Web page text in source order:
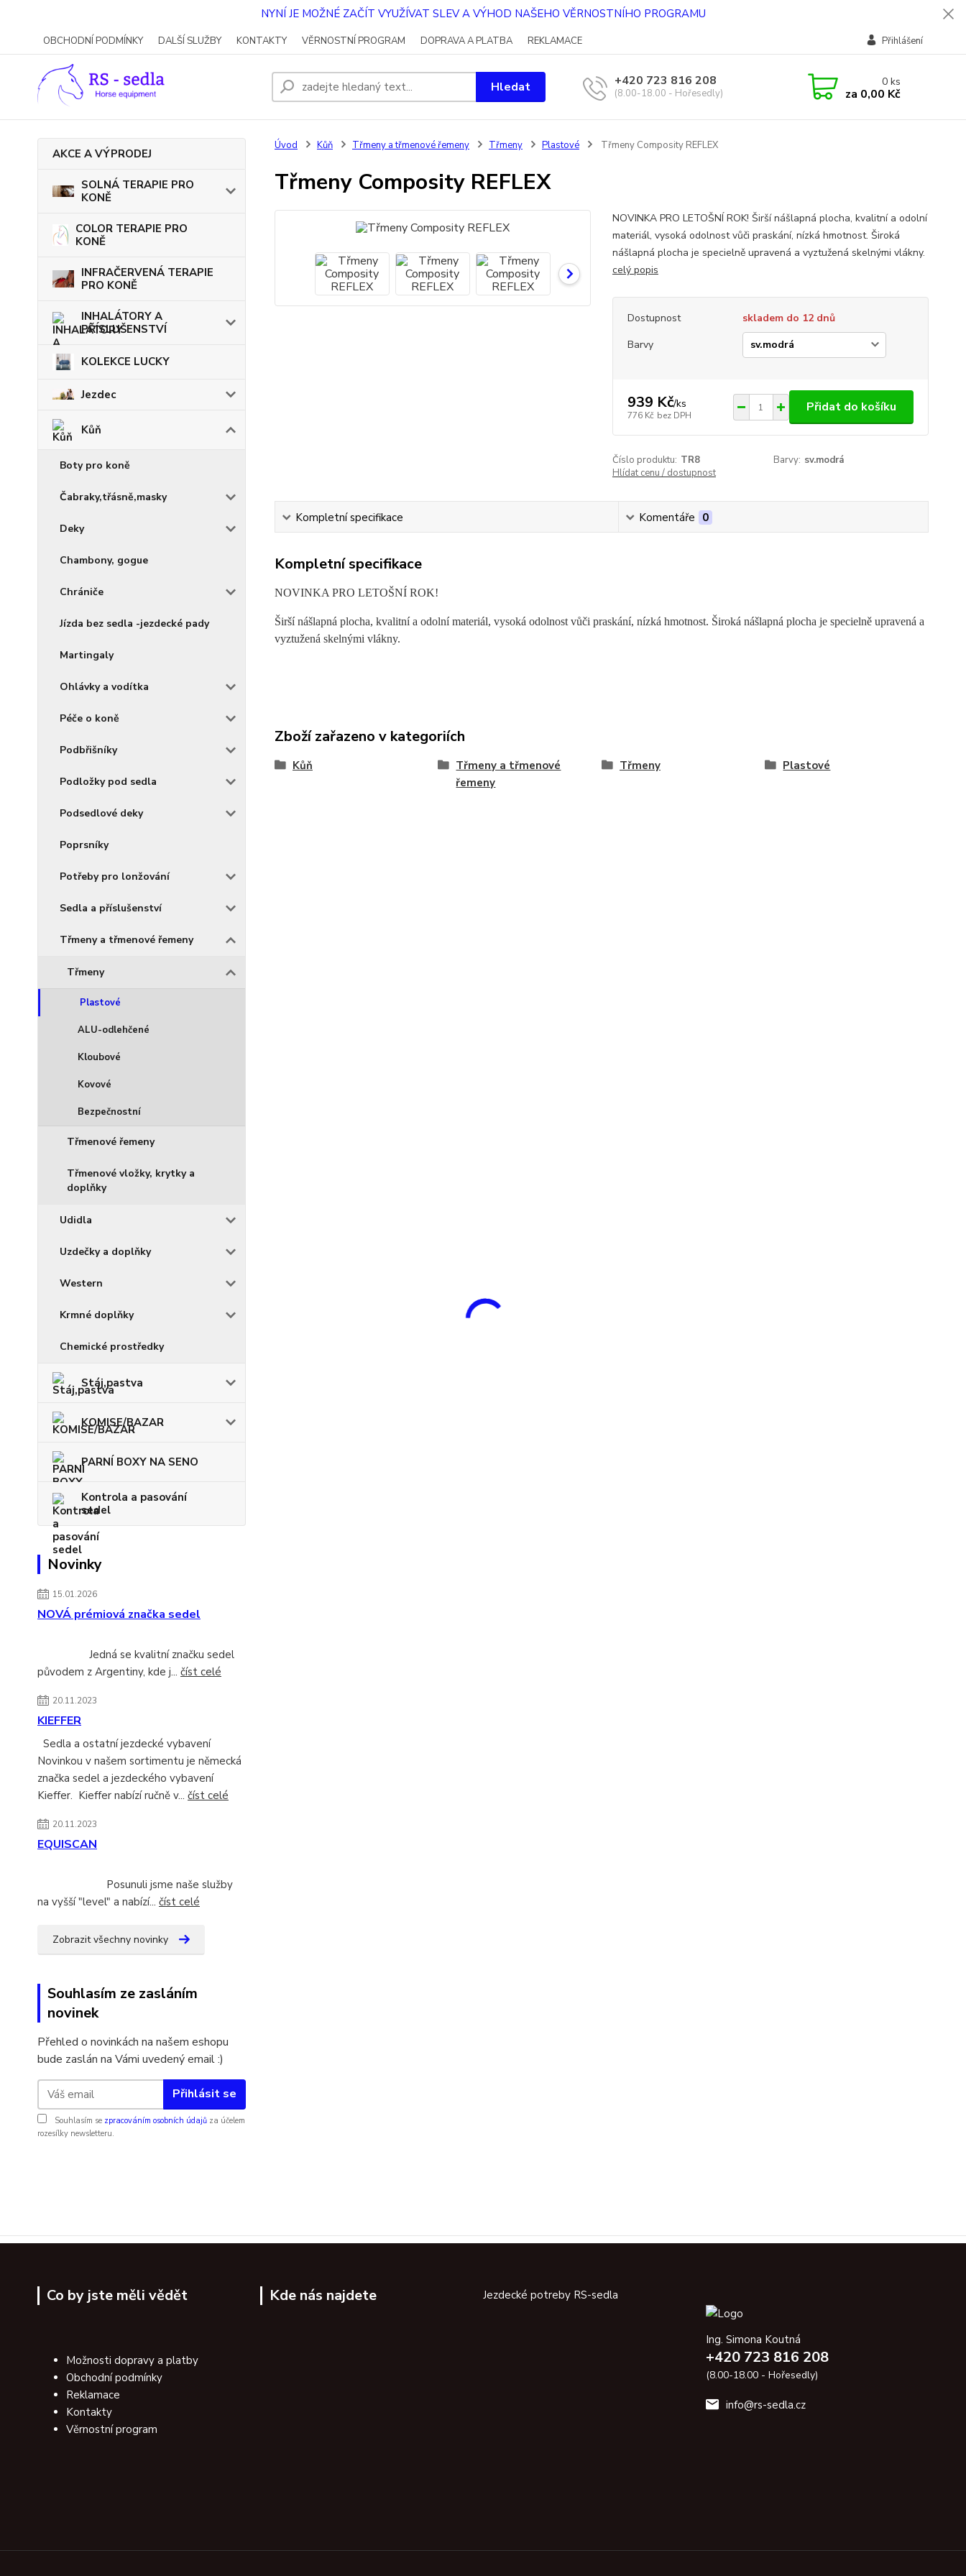
NYNÍ JE MOŽNÉ ZAČÍT VYUŽÍVAT SLEV A VÝHOD NAŠEHO VĚRNOSTNÍHO PROGRAMU
OBCHODNÍ PODMÍNKY DALŠÍ SLUŽBY KONTAKTY VĚRNOSTNÍ PROGRAM DOPRAVA A PLATBA REKLAMACE Přihlášení
Hledat +420 723 816 208
(8.00-18.00 - Hořesedly)
0ks
za 0,00 Kč
AKCE A VÝPRODEJ
SOLNÁ TERAPIE PRO
KONĚ
COLOR TERAPIE PRO
KONĚ
INFRAČERVENÁ TERAPIE
PRO KONĚ
INHALÁTORY A
PŘÍSLUŠENSTVÍ
KOLEKCE LUCKY
Jezdec
Kůň
Boty pro koně
Čabraky,třásně,masky
Deky
Chambony, gogue
Chrániče
Jízda bez sedla -jezdecké pady
Martingaly
Ohlávky a vodítka
Péče o koně
Podbřišníky
Podložky pod sedla
Podsedlové deky
Poprsníky
Potřeby pro lonžování
Sedla a příslušenství
Třmeny a třmenové řemeny
Třmeny
Plastové
ALU-odlehčené
Kloubové
Kovové
Bezpečnostní
Třmenové řemeny
Třmenové vložky, krytky a
doplňky
Udidla
Uzdečky a doplňky
Western
Krmné doplňky
Chemické prostředky
Stáj,pastva
KOMISE/BAZAR
PARNÍ BOXY NA SENO
Kontrola a pasování
sedel
Novinky
15.01.2026
NOVÁ prémiová značka sedel
Jedná se kvalitní značku sedel
původem z Argentiny, kde j... číst celé
20.11.2023
KIEFFER
Sedla a ostatní jezdecké vybavení
Novinkou v našem sortimentu je německá
značka sedel a jezdeckého vybavení
Kieffer. Kieffer nabízí ručně v... číst celé
20.11.2023
EQUISCAN
Posunuli jsme naše služby
na vyšší "level" a nabízí... číst celé
Zobrazit všechny novinky
Souhlasím ze zasláním
novinek
Přehled o novinkách na našem eshopu
bude zaslán na Vámi uvedený email :)
Přihlásit se
Souhlasím se zpracováním osobních údajů za účelem
rozesílky newsletteru.
Úvod Kůň Třmeny a třmenové řemeny Třmeny Plastové Třmeny Composity REFLEX
Třmeny Composity REFLEX
NOVINKA PRO LETOŠNÍ ROK! Širší nášlapná plocha, kvalitní a odolní
materiál, vysoká odolnost vůči praskání, nízká hmotnost. Široká
nášlapná plocha je specielně upravená a vyztužená skelnými vlákny.
celý popis
Dostupnost
skladem do 12 dnů
Barvy
939 Kč/ks
776 Kč bez DPH
Přidat do košíku
Číslo produktu: TR8 Barvy: sv.modrá
Hlídat cenu / dostupnost
Kompletní specifikace Komentáře 0
Kompletní specifikace
NOVINKA PRO LETOŠNÍ ROK!
Širší nášlapná plocha, kvalitní a odolní materiál, vysoká odolnost vůči praskání, nízká hmotnost. Široká nášlapná plocha je specielně upravená a
vyztužená skelnými vlákny.
Zboží zařazeno v kategoriích
Kůň
Třmeny a třmenové
řemeny
Třmeny Plastové
Co by jste měli vědět
Možnosti dopravy a platby
Obchodní podmínky
Reklamace
Kontakty
Věrnostní program
Kde nás najdete Jezdecké potreby RS-sedla
Ing. Simona Koutná
+420 723 816 208
(8.00-18.00 - Hořesedly)
info@rs-sedla.cz